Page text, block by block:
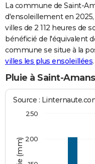
La commune de Saint-
d'ensoleillement en
villes de 2 112 heures de
bénéficié de l'équivalent
commune se situe à la
villes les plus ensoleillées.
Pluie à Saint-
Source :
200
250